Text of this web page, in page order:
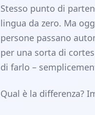
Stesso punto di
lingua da zero. Ma
persone passano
per una sorta di
di farlo –
Qual è la differenza?